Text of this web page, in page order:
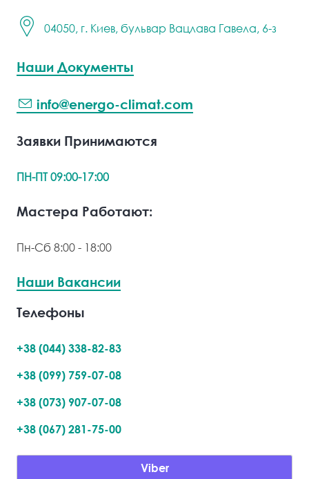
04050, г. Киев, бульвар Вацлава Гавела, 6-з
Наши Документы
info@energo-climat.com
Заявки Принимаются
ПН-ПТ 09:00-17:00
Мастера Работают:
Пн-Сб 8:00 - 18:00
Наши Вакансии
Телефоны
+38 (044) 338-82-83
+38 (099) 759-07-08
+38 (073) 907-07-08
+38 (067) 281-75-00
Viber